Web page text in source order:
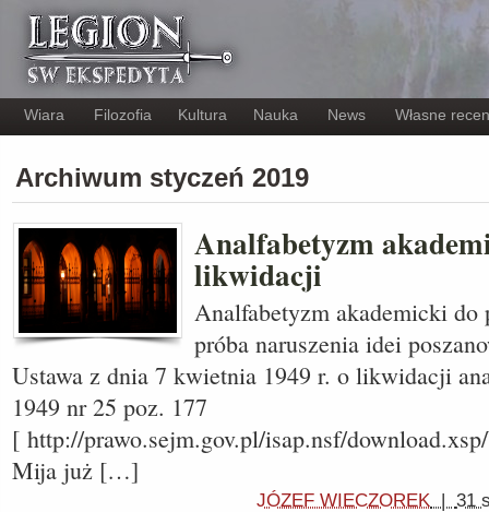
Wiara Filozofia Kultura Nauka News Własne
Archiwum styczeń 2019
Analfabetyzm
likwidacji
Analfabetyzm akademicki
próba naruszenia idei
Ustawa z dnia 7 kwietnia 1949 r. o likwidacji
1949 nr 25 poz. 177
[ http://prawo.sejm.gov.pl/isap.nsf/
Mija już […]
JÓZEF WIECZOREK | 31